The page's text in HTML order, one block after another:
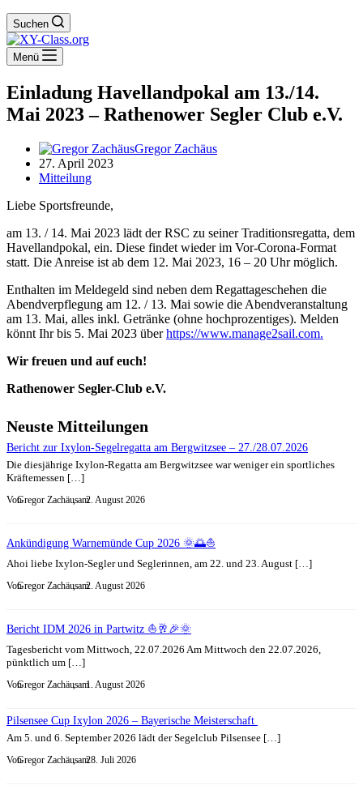
Suchen
Menü
Einladung Havellandpokal am 13./14.
Mai 2023 – Rathenower Segler Club e.V.
Gregor Zachäus
27. April 2023
Mitteilung
Liebe Sportsfreunde,
am 13. / 14. Mai 2023 lädt der RSC zu seiner Traditionsregatta, dem
Havellandpokal, ein. Diese findet wieder im Vor-Corona-Format
statt. Die Anreise ist ab dem 12. Mai 2023, 16 – 20 Uhr möglich.
Enthalten im Meldegeld sind neben dem Regattageschehen die
Abendverpflegung am 12. / 13. Mai sowie die Abendveranstaltung
am 13. Mai, alles inkl. Getränke (ohne hochprozentiges). Melden
könnt Ihr bis 5. Mai 2023 überhttps://www.manage2sail.com.
Wir freuen und auf euch!
Rathenower Segler-Club e.V.
Neuste Mitteilungen
Bericht zur Ixylon-Segelregatta am Bergwitzsee – 27./28.07.2026
Die diesjährige Ixylon-Regatta am Bergwitzsee war weniger ein sportliches
Kräftemessen […]
VonGregor Zachäus, am2. August 2026
Ankündigung Warnemünde Cup 2026 🌞🌅⛵
Ahoi liebe Ixylon-Segler und Seglerinnen, am 22. und 23. August […]
VonGregor Zachäus, am2. August 2026
Bericht IDM 2026 in Partwitz ⛵🥂🎉🌞
Tagesbericht vom Mittwoch, 22.07.2026 Am Mittwoch den 22.07.2026,
pünktlich um […]
VonGregor Zachäus, am1. August 2026
Pilsensee Cup Ixylon 2026 – Bayerische Meisterschaft
Am 5. und 6. September 2026 lädt der Segelclub Pilsensee […]
VonGregor Zachäus, am28. Juli 2026